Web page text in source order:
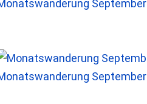
September
September